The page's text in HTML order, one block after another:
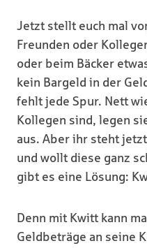
Jetzt stellt euch mal
Freunden oder
oder beim Bäcker
kein Bargeld in der
fehlt jede Spur. Nett
Kollegen sind, legen
aus. Aber ihr steht
und wollt diese ganz
gibt es eine Lösung:
Denn mit Kwitt kann
Geldbeträge an seine